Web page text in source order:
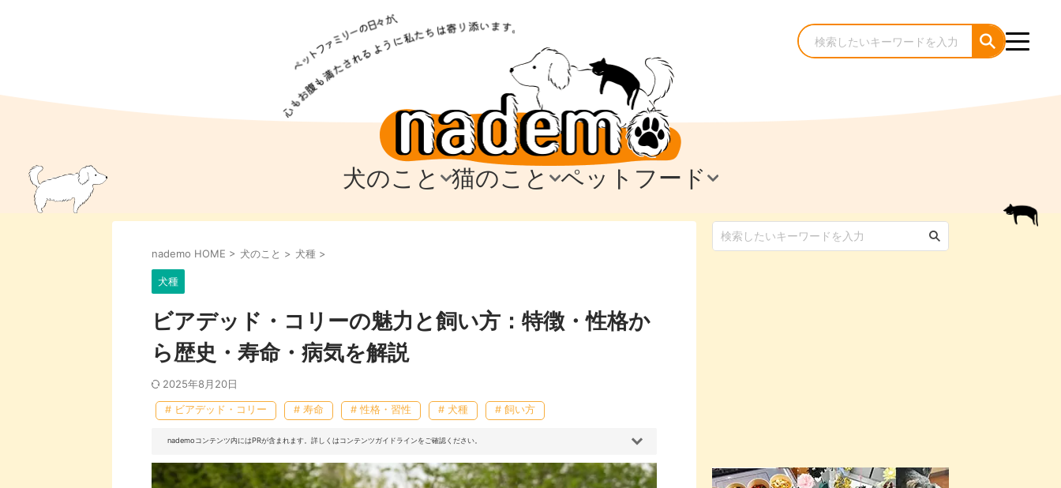
犬のこと
犬のこと
犬のケア・お手入れ
犬のしつけ
犬のアイテム
猫のこと
猫のこと
猫のケア・お手入れ
猫のしつけ
猫のアイテム
ペットフード
ペットフード
nademo HOME > 犬のこと > 犬種 >
犬種
ビアデッド・コリーの魅力と飼い方：特徴・性格か
ら歴史・寿命・病気を解説
2025年8月20日
# ビアデッド・コリー # 寿命 # 性格・習性 # 犬種 # 飼い方
nademoコンテンツ内にはPRが含まれます。詳しくはコンテンツガイドラインをご確認ください。